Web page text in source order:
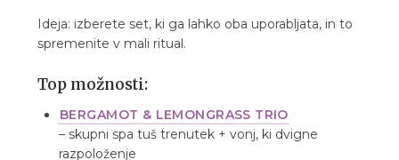
Ideja: izberete set, ki ga lahko oba uporabljata, in to
spremenite v mali ritual.
Top možnosti:
BERGAMOT & LEMONGRASS TRIO
– skupni spa tuš trenutek + vonj, ki dvigne
razpoloženje